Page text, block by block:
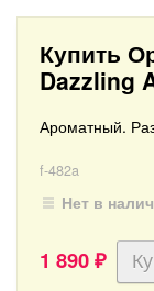
Купить
Dazzling
Ароматный.
f-482a
Нет в
1 890 ₽